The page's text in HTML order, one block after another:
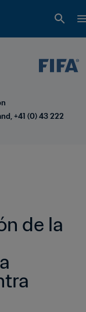
+41 (0) 43 222
de la